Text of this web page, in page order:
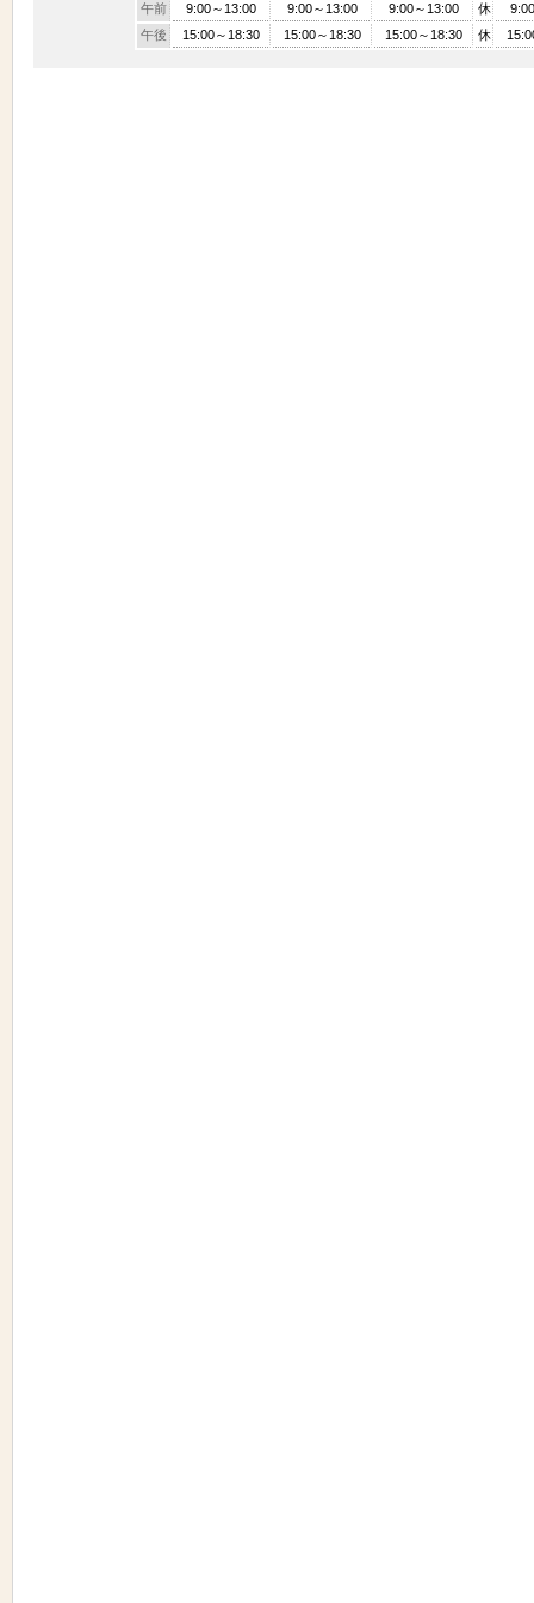
午前
9:00～13:00 9:00～13:00 9:00～13:00 休
午後
15:00～18:30 15:00～18:30 15:00～18:30 休